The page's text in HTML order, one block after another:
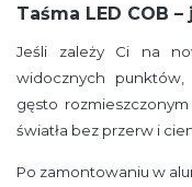
Taśma LED COB
Jeśli zależy Ci na
widocznych
gęsto
światła bez przerw i
Po zamontowaniu w